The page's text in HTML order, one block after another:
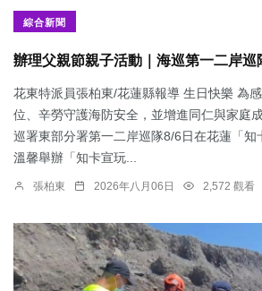
綜合新聞
辦理父親節親子活動｜海巡第一二岸巡
花東特派員張柏東/花蓮縣報導 生日快樂 為
位、辛勞守護海防安全，並增進同仁與家庭
巡署東部分署第一二岸巡隊8/6日在花蓮「知
溫馨舉辦「知卡宣玩...
張柏東 2026年八月06日 2,572 觀看